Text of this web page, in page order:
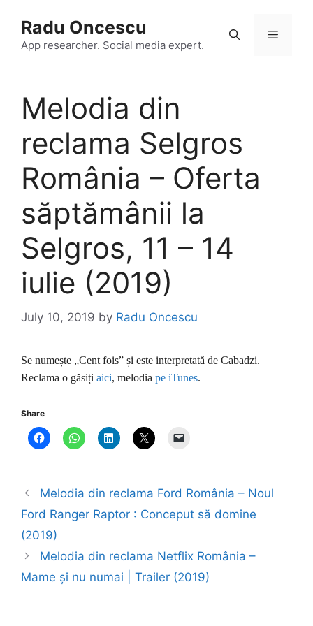
content
Radu Oncescu
App researcher. Social media expert.
Menu
Melodia din
reclama Selgros
România – Oferta
săptămânii la
Selgros, 11 – 14
iulie (2019)
July 10, 2019 by Radu Oncescu
Se numește „Cent fois” și este interpretată de Cabadzi.
Reclama o găsiți aici, melodia pe iTunes.
Share
Melodia din reclama Ford România – Noul
Ford Ranger Raptor : Conceput să domine
(2019)
Melodia din reclama Netflix România –
Mame și nu numai | Trailer (2019)